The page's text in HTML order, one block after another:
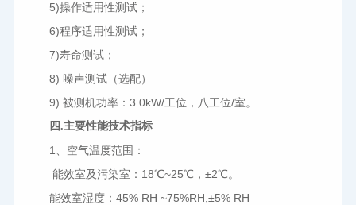
5)操作适用性测试；
6)程序适用性测试；
7)寿命测试；
8) 噪声测试（选配）
9) 被测机功率：3.0kW/工位，八工位/室。
四.主要性能技术指标
1
、空气温度范围：
能效室及污染室：18℃~25℃，±2℃。
能效室湿度：45% RH ~75%RH,±5% RH